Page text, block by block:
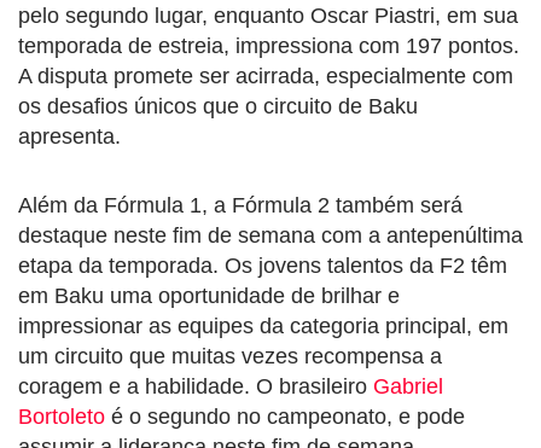
pelo segundo lugar, enquanto Oscar Piastri, em sua
temporada de estreia, impressiona com 197 pontos.
A disputa promete ser acirrada, especialmente com
os desafios únicos que o circuito de Baku
apresenta.
Além da Fórmula 1, a Fórmula 2 também será
destaque neste fim de semana com a antepenúltima
etapa da temporada. Os jovens talentos da F2 têm
em Baku uma oportunidade de brilhar e
impressionar as equipes da categoria principal, em
um circuito que muitas vezes recompensa a
coragem e a habilidade. O brasileiro Gabriel
Bortoleto é o segundo no campeonato, e pode